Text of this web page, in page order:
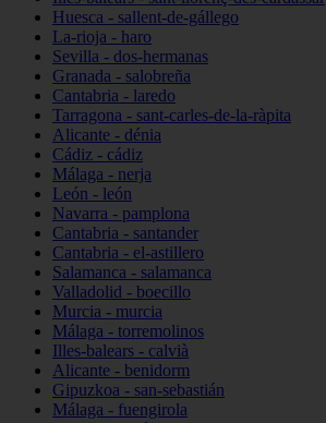
Huesca - sallent-de-gállego
La-rioja - haro
Sevilla - dos-hermanas
Granada - salobreña
Cantabria - laredo
Tarragona - sant-carles-de-la-ràpita
Alicante - dénia
Cádiz - cádiz
Málaga - nerja
León - león
Navarra - pamplona
Cantabria - santander
Cantabria - el-astillero
Salamanca - salamanca
Valladolid - boecillo
Murcia - murcia
Málaga - torremolinos
Illes-balears - calvià
Alicante - benidorm
Gipuzkoa - san-sebastián
Málaga - fuengirola